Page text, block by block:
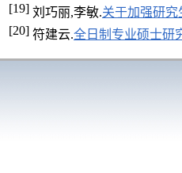
[19] 刘巧丽,李敏.关于加强研
[20] 符建云.全日制专业硕士研